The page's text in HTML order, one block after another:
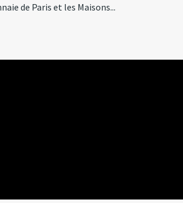
de Paris et les Maisons...